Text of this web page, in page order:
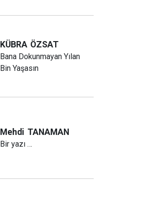
KÜBRA ÖZSAT
Bana Dokunmayan Yılan
Bin Yaşasın
Mehdi TANAMAN
Bir yazı …